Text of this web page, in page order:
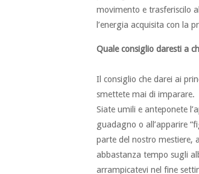
movimento e trasferiscilo
l’energia acquisita con la
Quale consiglio daresti a
Il consiglio che darei ai
smettete mai di imparare.
Siate umili e anteponete
guadagno o all’apparire
parte del nostro mestiere,
abbastanza tempo sugli
arrampicatevi nel fine